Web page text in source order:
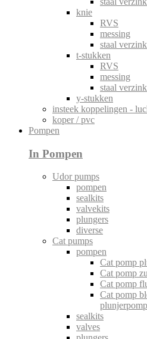
knie
RVS
messing
staal
t-stukken
RVS
messing
staal
y-stukken
insteek koppelingen -
koper / pvc
Pompen
In Pompen
Udor pumps
pompen
sealkits
valvekits
plungers
diverse
Cat pumps
pompen
Cat pomp
Cat pomp
Cat pomp
Cat pomp
plunjerpomp
sealkits
valves